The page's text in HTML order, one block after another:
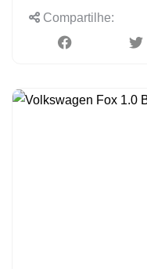
Compartilhe: